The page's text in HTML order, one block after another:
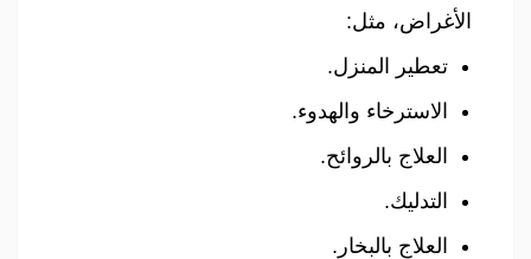
الأغراض، مثل:
تعطير المنزل.
الاسترخاء والهدوء.
العلاج بالروائح.
التدليك.
العلاج بالبخار.